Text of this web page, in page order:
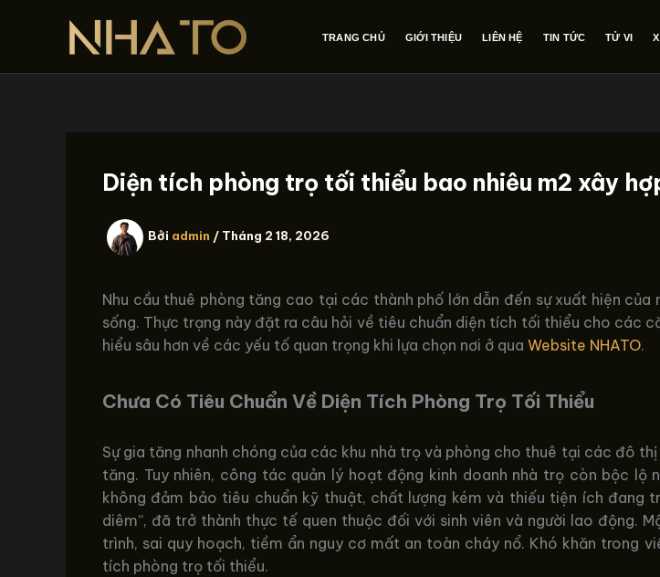
dung
TRANG CHỦ GIỚI THIỆU LIÊN HỆ TIN TỨC TỬ VI
Diện tích phòng trọ tối thiểu bao nhiêu m2 xây
Bởi admin / Tháng 2 18, 2026
Nhu cầu thuê phòng tăng cao tại các thành phố lớn dẫn đến sự xuất hiện
sống. Thực trạng này đặt ra câu hỏi về tiêu chuẩn diện tích tối thiểu cho các
hiểu sâu hơn về các yếu tố quan trọng khi lựa chọn nơi ở qua Website NHATO.
Chưa Có Tiêu Chuẩn Về Diện Tích Phòng Trọ Tối Thiểu
Sự gia tăng nhanh chóng của các khu nhà trọ và phòng cho thuê tại các đô thị
tăng. Tuy nhiên, công tác quản lý hoạt động kinh doanh nhà trọ còn bộc
không đảm bảo tiêu chuẩn kỹ thuật, chất lượng kém và thiếu tiện ích đang
diêm”, đã trở thành thực tế quen thuộc đối với sinh viên và người lao động.
trình, sai quy hoạch, tiềm ẩn nguy cơ mất an toàn cháy nổ. Khó khăn trong
tích phòng trọ tối thiểu.